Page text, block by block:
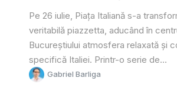
Pe 26 iulie, Piața Italiană s-a
veritabilă piazzetta, aducând în
Bucureștiului atmosfera relaxată și
specifică Italiei. Printr-o serie de...
Gabriel Barliga